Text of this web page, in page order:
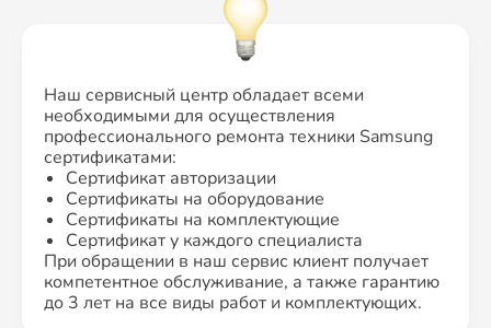
Наш сервисный центр обладает всеми
необходимыми для осуществления
профессионального ремонта техники Samsung
сертификатами:
Сертификат авторизации
Сертификаты на оборудование
Сертификаты на комплектующие
Сертификат у каждого специалиста
При обращении в наш сервис клиент получает
компетентное обслуживание, а также гарантию
до 3 лет на все виды работ и комплектующих.